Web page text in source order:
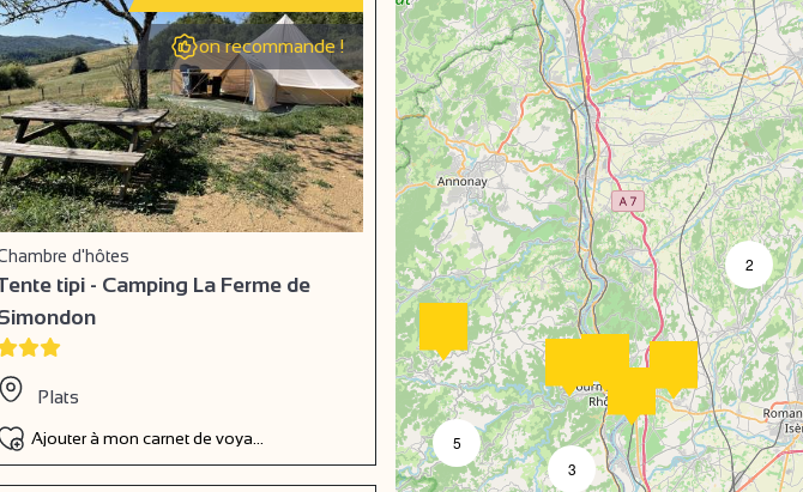
on recommande !
d'hôtes
tipi - Camping La Ferme de
Plats
Ajouter à mon carnet de voyage
2
3
5